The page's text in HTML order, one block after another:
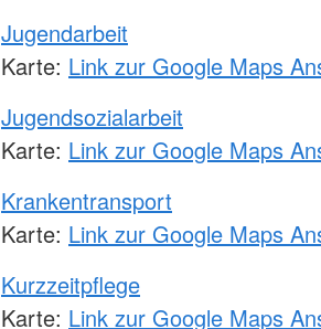
Jugendarbeit
Karte: Link zur Google Maps
Jugendsozialarbeit
Karte: Link zur Google Maps
Krankentransport
Karte: Link zur Google Maps
Kurzzeitpflege
Karte: Link zur Google Maps